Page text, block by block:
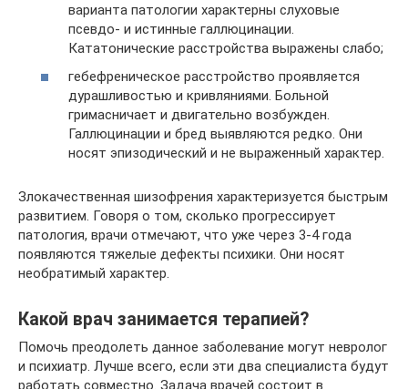
варианта патологии характерны слуховые
псевдо- и истинные галлюцинации.
Кататонические расстройства выражены слабо;
гебефреническое расстройство проявляется
дурашливостью и кривляниями. Больной
гримасничает и двигательно возбужден.
Галлюцинации и бред выявляются редко. Они
носят эпизодический и не выраженный характер.
Злокачественная шизофрения характеризуется быстрым
развитием. Говоря о том, сколько прогрессирует
патология, врачи отмечают, что уже через 3-4 года
появляются тяжелые дефекты психики. Они носят
необратимый характер.
Какой врач занимается терапией?
Помочь преодолеть данное заболевание могут невролог
и психиатр. Лучше всего, если эти два специалиста будут
работать совместно. Задача врачей состоит в